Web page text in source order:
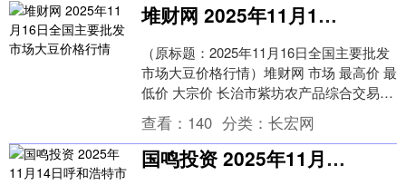
堆财网 2025年11月16日全国主要批发市场大豆价格行情
（原标题：2025年11月16日全国主要批发
市场大豆价格行情）堆财网 市场 最高价 最
低价 大宗价 长治市紫坊农产品综合交易市
场有限公司 8.00 7.00 7....
查看： 140 分类： 长宏网
国鸣投资 2025年11月14日呼和浩特市美通首府无公害农产品批发市场价格行情